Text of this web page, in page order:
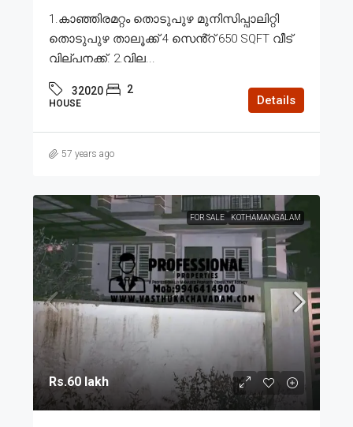
1.കാഞ്ഞിരമറ്റം തൊടുപുഴ മുനിസിപ്പാലിറ്റി
തൊടുപുഴ താലൂക്ക് 4 സെൻ്റ് 650 SQFT വീട്
വില്പനക്ക്. 2.വില...
32020 2
HOUSE Details
57 years ago
FOR SALE KOTHAMANGALAM
Rs.60 lakh